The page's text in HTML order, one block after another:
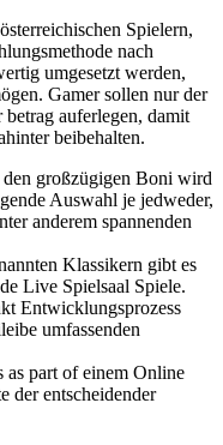
Spielern,
nach
umgesetzt werden,
Gamer sollen nur der
auferlegen, damit
beibehalten.
großzügigen Boni wird
Auswahl je jedweder,
anderem spannenden
Klassikern gibt es
Live Spielsaal Spiele.
Entwicklungsprozess
umfassenden
as part of einem Online
der entscheidender